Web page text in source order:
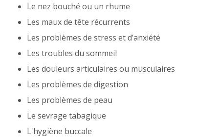
Le nez bouché ou un rhume
Les maux de tête récurrents
Les problèmes de stress et d’anxiété
Les troubles du sommeil
Les douleurs articulaires ou musculaires
Les problèmes de digestion
Les problèmes de peau
Le sevrage tabagique
L'hygiène buccale